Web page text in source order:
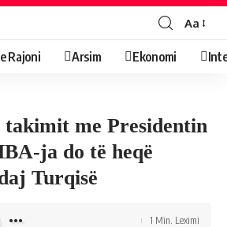
Aa
Rajoni Arsim Ekonomi
me Presidentin
ja do të heqë
Turqisë
1 Min. Leximi